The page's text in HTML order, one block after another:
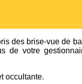
des brise-vue de
de votre
occultante.